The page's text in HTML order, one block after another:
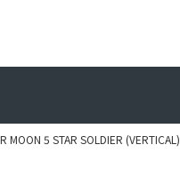
MOON 5 STAR SOLDIER (VERTICAL)